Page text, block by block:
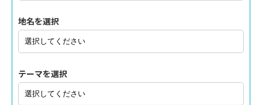
地名を選択
テーマを選択